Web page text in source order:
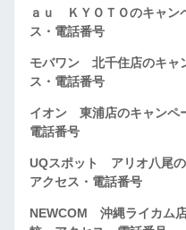
ａｕ ＫＹＯＴＯのキャン
ス・電話番号
モバワン 北千住店のキャ
ス・電話番号
イオン 東浦店のキャンペ
電話番号
UQスポット アリオ八尾の
アクセス・電話番号
NEWCOM 沖縄ライカム